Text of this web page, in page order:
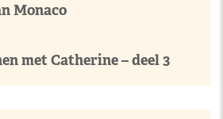
Monaco
met Catherine – deel 3